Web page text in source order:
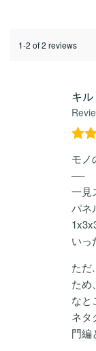
1-2 of 2 reviews
キ
中3
評価
モノ
—-
一見
パネ
いっ
ただ
ため
なと
ネタ
門編